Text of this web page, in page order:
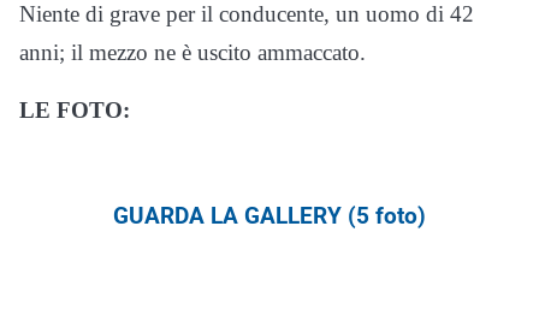
Niente di grave per il conducente, un uomo di 42
anni; il mezzo ne è uscito ammaccato.
LE FOTO:
GUARDA LA GALLERY (5 foto)